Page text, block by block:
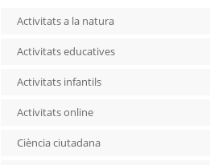
Activitats a la natura
Activitats educatives
Activitats infantils
Activitats online
Ciència ciutadana